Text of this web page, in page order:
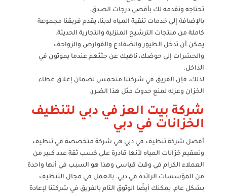
تحتاجه ونقدمه لك بأقصى درجات الصدق.
بالإضافة إلى خدمات تنقية المياه لدينا، يقدم فريقنا مجموعة
كاملة من منتجات الترشيح المنزلية والتجارية الحديثة.
يمكن أن تدخل الطيور والضفادع والقوارض والزواحف
والحشرات إلى حوضك، ناهيك عن جثثهم عندما يموتون في
الداخل.
لذلك، فإن الفريق في شركتنا متحمس لضمان إغلاق غطاء
الخزان وعزله لمنع حدوث مثل هذا الضرر.
شركة بيت العز في دبي لتنظيف
الخزانات في دبي
أفضل شركة تنظيف في دبي هي شركة متخصصة في تنظيف
وتعقيم خزانات المياه لأنها قادرة على كسب ثقة عدد كبير من
العملاء الكرام في وقت قياسي وهذا هو السبب في أنها واحدة
من المؤسسات الرائدة في دبي. بالعمل في مجال التنظيف
بشكل عام، يمكنك أيضًا الوثوق التام بالفريق في شركتنا لإعادة